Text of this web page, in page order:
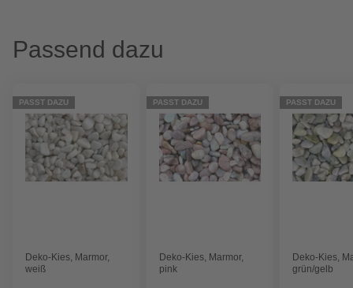
Passend dazu
PASST DAZU
Deko-Kies, Marmor,
weiß
PASST DAZU
Deko-Kies, Marmor,
pink
PASST DAZU
Deko-Kies,
grün/gelb